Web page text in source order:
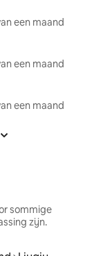
een maand
een maand
een maand
sommige
zijn.